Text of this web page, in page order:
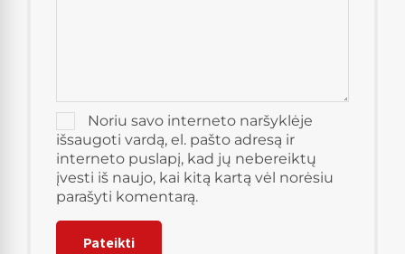
Noriu savo interneto naršyklėje
išsaugoti vardą, el. pašto adresą ir
interneto puslapį, kad jų nebereiktų
įvesti iš naujo, kai kitą kartą vėl norėsiu
parašyti komentarą.